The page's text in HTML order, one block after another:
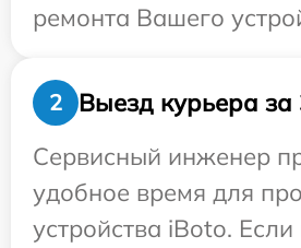
ремонта Вашего
2
Выезд курьера за
Сервисный инженер
удобное время для
устройства iBoto. Если